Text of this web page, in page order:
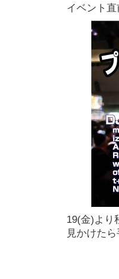
イベント
19(金)より
見かけた